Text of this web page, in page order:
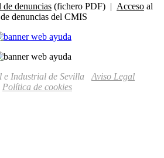
de denuncias (fichero PDF) | Acceso al
denuncias del CMIS
Industrial de Sevilla Aviso Legal
Política de cookies